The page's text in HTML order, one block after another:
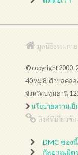
มูลนิธิธรรมกาย
© copyright 2000-
40 หมู่ 8, ตำบลคล
จังหวัดปทุมธานี
นโยบายความเ
ลิงค์ที่เกี่ยวข้อ
DMC ช่อง
กัลยาณมิต